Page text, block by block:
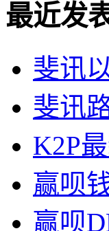
最近发
斐讯
斐讯
K2P
赢呗
赢呗